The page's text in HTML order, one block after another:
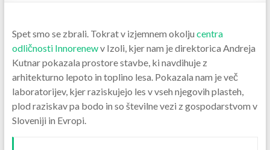
Spet smo se zbrali. Tokrat v izjemnem okolju centra
odličnosti Innorenewv Izoli, kjer nam je direktorica Andreja
Kutnar pokazala prostore stavbe, ki navdihuje z
arhitekturno lepoto in toplino lesa. Pokazala nam je več
laboratorijev, kjer raziskujejo les v vseh njegovih plasteh,
plod raziskav pa bodo in so številne vezi z gospodarstvom v
Sloveniji in Evropi.